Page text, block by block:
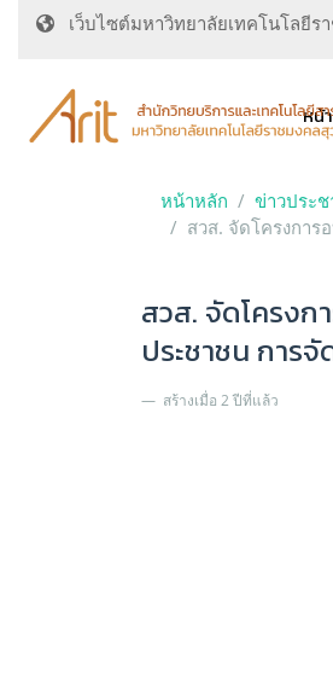
เว็บไซต์มหาวิทยาลัยเทคโนโลยี
หน้
หน้าหลัก
ข่าวประ
สวส. จัดโครงการ
สวส. จัดโครงก
ประชาชน การจั
สร้างเมื่อ 2 ปีที่แล้ว